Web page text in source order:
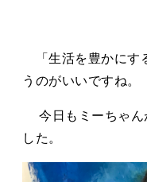
「生活を豊かにす
うのがいいですね。
今日もミーちゃん
した。